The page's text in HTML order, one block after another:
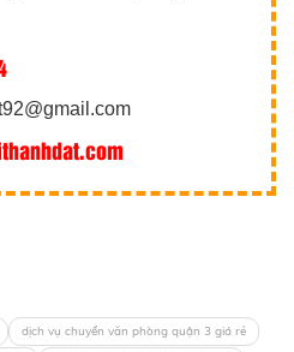
dịch vụ chuyển văn phòng quận 3 giá rẻ